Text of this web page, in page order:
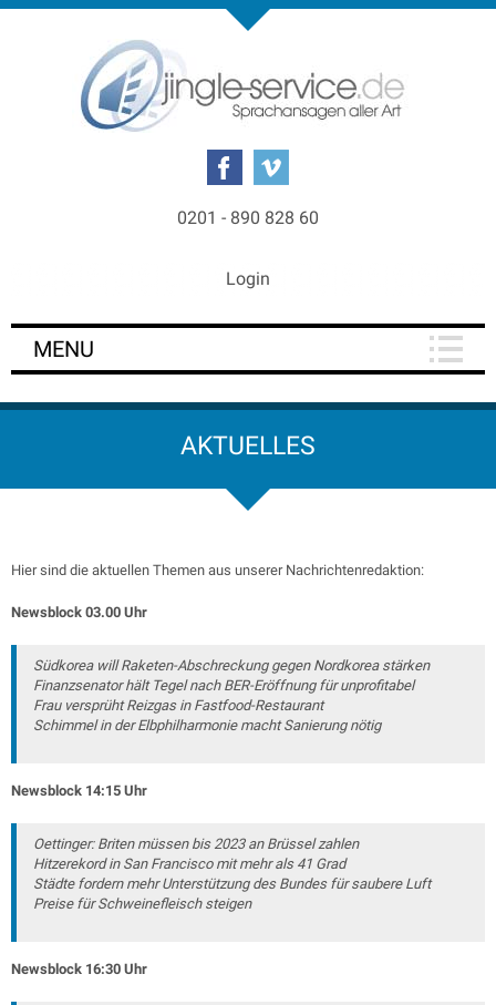
0201 - 890 828 60
Login
MENU
AKTUELLES
Hier sind die aktuellen Themen aus unserer Nachrichtenredaktion:
Newsblock 03.00 Uhr
Südkorea will Raketen-Abschreckung gegen Nordkorea stärken
Finanzsenator hält Tegel nach BER-Eröffnung für unprofitabel
Frau versprüht Reizgas in Fastfood-Restaurant
Schimmel in der Elbphilharmonie macht Sanierung nötig
Newsblock 14:15 Uhr
Oettinger: Briten müssen bis 2023 an Brüssel zahlen
Hitzerekord in San Francisco mit mehr als 41 Grad
Städte fordern mehr Unterstützung des Bundes für saubere Luft
Preise für Schweinefleisch steigen
Newsblock 16:30 Uhr